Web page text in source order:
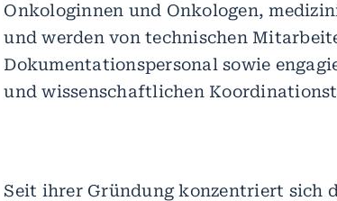
Onkologinnen und Onkologen,
und werden von technischen
Dokumentationspersonal sowie
und wissenschaftlichen
Seit ihrer Gründung konzentriert sich